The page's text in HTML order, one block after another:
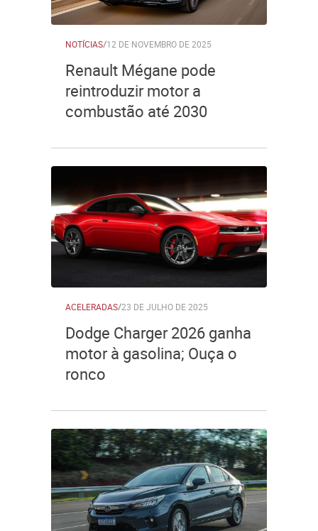
NOTÍCIAS/12 DE NOVEMBRO DE 2025
Renault Mégane pode
reintroduzir motor a
combustão até 2030
ACELERADAS/23 DE JULHO DE 2025
Dodge Charger 2026 ganha
motor à gasolina; Ouça o
ronco